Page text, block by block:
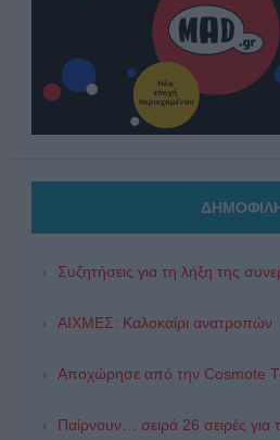
Συζητήσεις για τη λήξη της
ΑΙΧΜΕΣ: Καλοκαίρι ανατροπών
Αποχώρησε από την Cosmote
Παίρνουν… σειρά 26 σειρές